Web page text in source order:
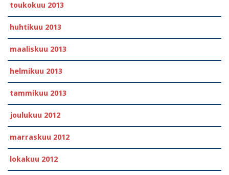
toukokuu 2013
huhtikuu 2013
maaliskuu 2013
helmikuu 2013
tammikuu 2013
joulukuu 2012
marraskuu 2012
lokakuu 2012